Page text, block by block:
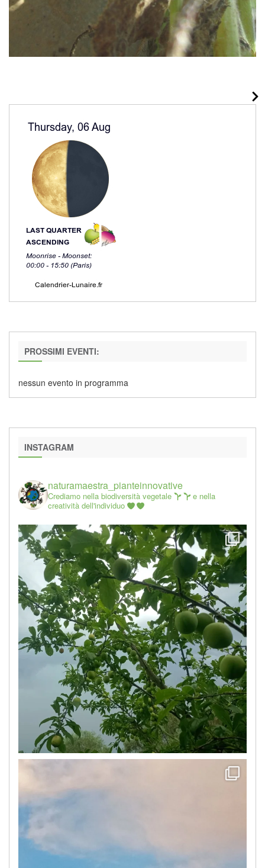
PROSSIMI EVENTI:
nessun evento in programma
INSTAGRAM
naturamaestra_pianteinnovative
Crediamo nella biodiversità vegetale
e nella
creatività dell'individuo